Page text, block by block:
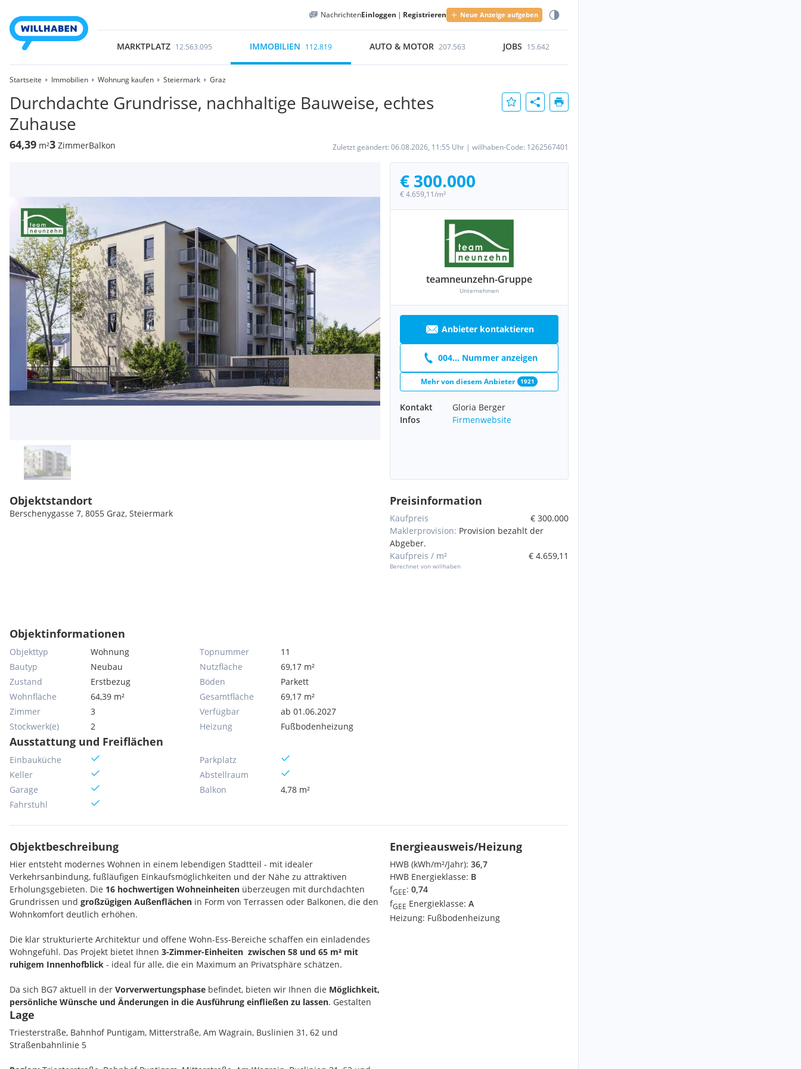
NachrichtenEinloggen | Registrieren Neue Anzeige aufgeben
MARKTPLATZ 12.563.095 IMMOBILIEN 112.819 AUTO & MOTOR 207.563 JOBS 15.642
Startseite Immobilien Wohnung kaufen Steiermark Graz
Durchdachte Grundrisse, nachhaltige Bauweise, echtes
Zuhause
64,39 m²3 ZimmerBalkon Zuletzt geändert: 06.08.2026, 11:55 Uhr | willhaben-Code: 1262567401
€ 300.000
€ 4.659,11/m²
teamneunzehn-Gruppe
Unternehmen
Anbieter kontaktieren
004... Nummer anzeigen
Mehr von diesem Anbieter 1921
Kontakt
Gloria Berger
Infos
Firmenwebsite
Objektstandort
Berschenygasse 7, 8055 Graz, Steiermark
Objektinformationen
Objekttyp
Wohnung
Bautyp
Neubau
Zustand
Erstbezug
Wohnfläche
64,39 m²
Zimmer
3
Stockwerk(e)
2
Topnummer
11
Nutzfläche
69,17 m²
Böden
Parkett
Gesamtfläche
69,17 m²
Verfügbar
ab 01.06.2027
Heizung
Fußbodenheizung
Ausstattung und Freiflächen
Einbauküche
Keller
Garage
Fahrstuhl
Parkplatz
Abstellraum
Balkon
4,78 m²
Preisinformation
Kaufpreis
€ 300.000
Maklerprovision: Provision bezahlt der
Abgeber.
Kaufpreis / m²
Berechnet von willhaben
€ 4.659,11
Objektbeschreibung
Hier entsteht modernes Wohnen in einem lebendigen Stadtteil - mit idealer
Verkehrsanbindung, fußläufigen Einkaufsmöglichkeiten und der Nähe zu attraktiven
Erholungsgebieten. Die 16 hochwertigen Wohneinheiten überzeugen mit durchdachten
Grundrissen und großzügigen Außenflächen in Form von Terrassen oder Balkonen, die den
Wohnkomfort deutlich erhöhen.
Die klar strukturierte Architektur und offene Wohn-Ess-Bereiche schaffen ein einladendes
Wohngefühl. Das Projekt bietet Ihnen 3-Zimmer-Einheiten zwischen 58 und 65 m² mit
ruhigem Innenhofblick - ideal für alle, die ein Maximum an Privatsphäre schätzen.
Da sich BG7 aktuell in der Vorverwertungsphase befindet, bieten wir Ihnen die Möglichkeit,
persönliche Wünsche und Änderungen in die Ausführung einfließen zu lassen. Gestalten
Sie Ihr zukünftiges Zuhause nach Ihren Vorstellungen und lassen Sie den Traum vom
individuellen Eigenheim Wirklichkeit werden.
Die Ausstattung entspricht modernen Wohnansprüchen: elegante Badezimmer,
hochwertige Materialien sowie energieeffiziente Haustechnik - inklusive Luftwärmepumpe
Lage
Triesterstraße, Bahnhof Puntigam, Mitterstraße, Am Wagrain, Buslinien 31, 62 und
Straßenbahnlinie 5
Energieausweis/Heizung
HWB (kWh/m²/Jahr): 36,7
HWB Energieklasse: B
fGEE: 0,74
fGEE Energieklasse: A
Heizung: Fußbodenheizung